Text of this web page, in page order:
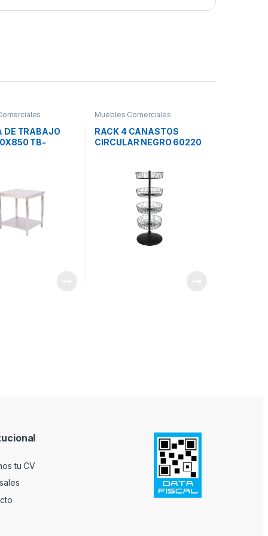
DE TRABAJO
TB-
Muebles Comerciales
RACK 4 CANASTOS
CIRCULAR NEGRO 60220
tu CV